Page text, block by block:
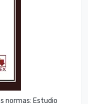
normas: Estudio